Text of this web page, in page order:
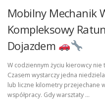
Mobilny Mechanik
Kompleksowy
Dojazdem
W codziennym życiu kierowcy
Czasem wystarczy jedna
lub liczne kilometry przejechane
współpracy. Gdy warsztaty …